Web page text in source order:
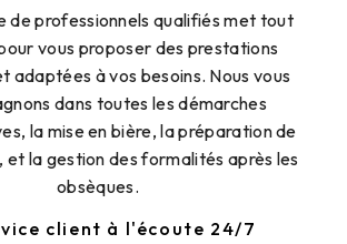
de professionnels qualifiés met tout
vous proposer des prestations
adaptées à vos besoins. Nous vous
dans toutes les démarches
la mise en bière, la préparation de
et la gestion des formalités après les
obsèques.
client à l'écoute 24/7